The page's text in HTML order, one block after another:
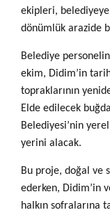
ekipleri,
dönümlük arazide
Belediye
ekim, Didim’in
topraklarının
Elde edilecek
Belediyesi’nin
yerini alacak.
Bu proje, doğal ve
ederken, Didim’in
halkın sofralarına